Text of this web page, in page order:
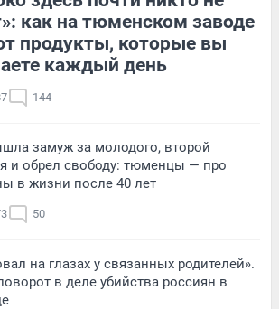
как на тюменском заводе
продукты, которые вы
каждый день
144
замуж за молодого, второй
и обрел свободу: тюменцы — про
в жизни после 40 лет
50
на глазах у связанных родителей».
в деле убийства россиян в